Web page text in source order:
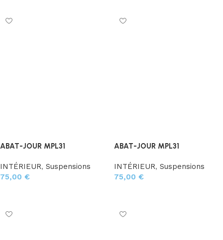
ABAT-JOUR MPL31
INTÉRIEUR, Suspensions
75,00 €
ABAT-JOUR MPL31
INTÉRIEUR, Suspensions
75,00 €